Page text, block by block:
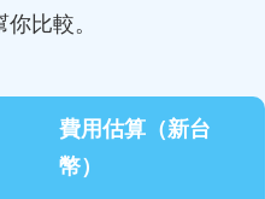
比較。
費用估算（新台
幣）